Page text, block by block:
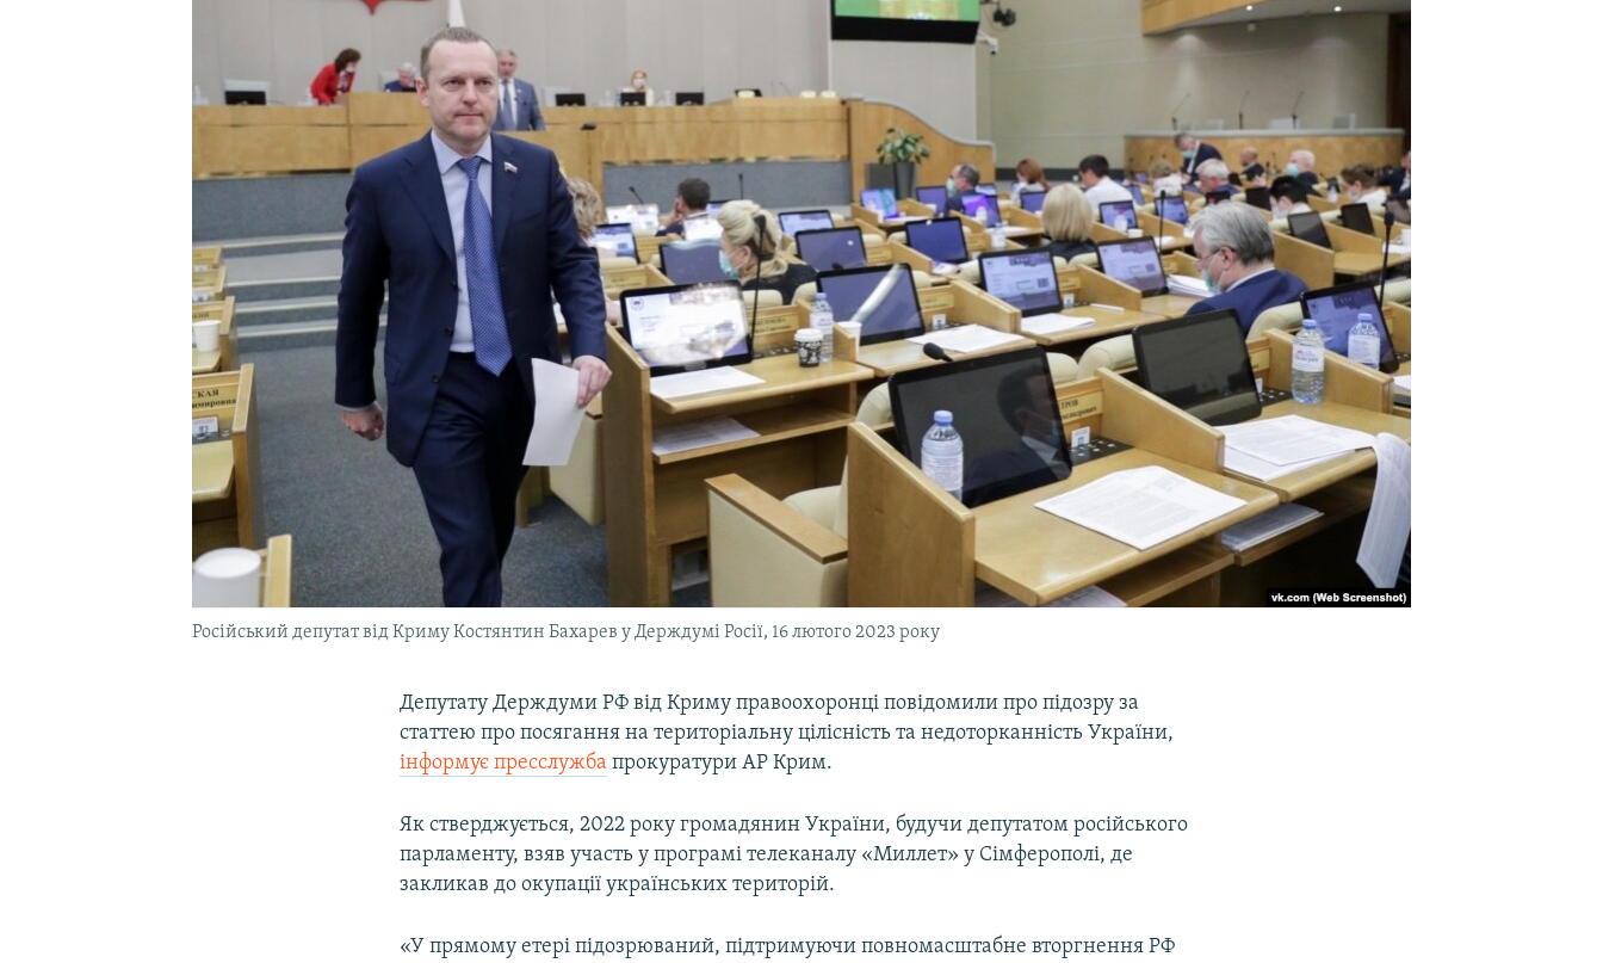
УКРАЇНСЬКА ПРОБЛЕМА КРИМУ
Російський депутат від Криму Костянтин Бахарев у Держдумі Росії, 16 лютого 2023 року
Депутату Держдуми РФ від Криму правоохоронці повідомили про підозру за
статтею про посягання на територіальну цілісність та недоторканність України,
інформує пресслужба прокуратури АР Крим.
Як стверджується, 2022 року громадянин України, будучи депутатом російського
парламенту, взяв участь у програмі телеканалу «Миллет» у Сімферополі, де
закликав до окупації українських територій.
«У прямому етері підозрюваний, підтримуючи повномасштабне вторгнення РФ